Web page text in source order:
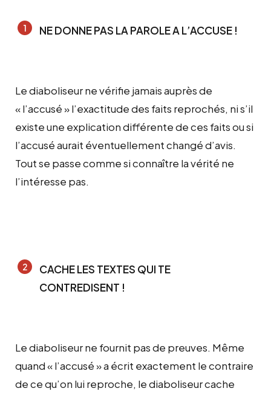
NE DONNE PAS LA PAROLE A L’ACCUSE !
Le diaboliseur ne vérifie jamais auprès de
« l’accusé » l’exactitude des faits reprochés, ni s’il
existe une explication différente de ces faits ou si
l’accusé aurait éventuellement changé d’avis.
Tout se passe comme si connaître la vérité ne
l’intéresse pas.
CACHE LES TEXTES QUI TE
CONTREDISENT !
Le diaboliseur ne fournit pas de preuves. Même
quand « l’accusé » a écrit exactement le contraire
de ce qu’on lui reproche, le diaboliseur cache